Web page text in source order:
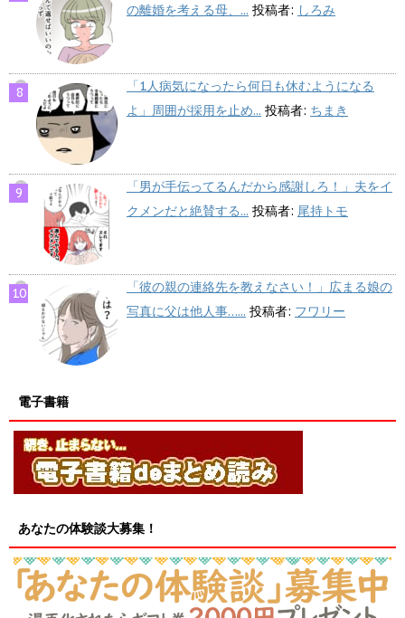
の離婚を考える母、... 投稿者: しろみ
「1人病気になったら何日も休むようになる
よ」周囲が採用を止め... 投稿者: ちまき
「男が手伝ってるんだから感謝しろ！」夫をイ
クメンだと絶賛する... 投稿者: 尾持トモ
「彼の親の連絡先を教えなさい！」広まる娘の
写真に父は他人事…... 投稿者: フワリー
電子書籍
あなたの体験談大募集！